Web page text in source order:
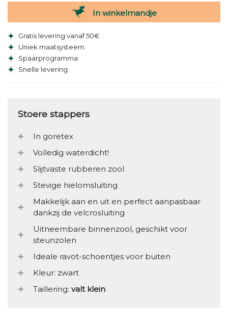
In winkelmandje
Gratis levering vanaf 50€
Uniek maatsysteem
Spaarprogramma
Snelle levering
Stoere stappers
In goretex
Volledig waterdicht!
Slijtvaste rubberen zool
Stevige hielomsluiting
Makkelijk aan en uit en perfect aanpasbaar
dankzij de velcrosluiting
Uitneembare binnenzool, geschikt voor
steunzolen
Ideale ravot-schoentjes voor buiten
Kleur: zwart
Taillering: valt klein